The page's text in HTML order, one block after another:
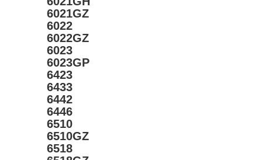
6021GZ
6022
6022GZ
6023
6023GP
6423
6433
6442
6446
6510
6510GZ
6518